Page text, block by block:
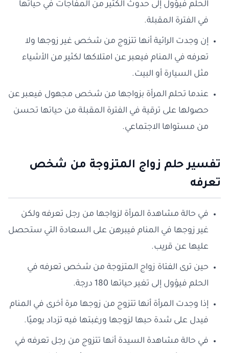
الحلم فيؤول إلى حدوث الكثير من المفاجآت في حياتها
في الفترة المقبلة.
إن وجدت الرائية أنها تتزوج من شخص غير زوجها ولا
تعرفه في المنام فيعبر عن امتلاكها لكثير من الأشياء
مثل السيارة أو البيت.
عندما تحلم المرأة بزواجها من شخص مجهول فيعبر عن
حصولها على ترقية في الفترة المقبلة من حياتها تحسن
من مستواها الاجتماعي.
تفسير حلم زواج المتزوجة من شخص
تعرفه
في حالة مشاهدة المرأة لزواجها من رجل تعرفه ولكن
غير زوجها في المنام فيبرهن على السعادة التي ستحصل
عليها عن قريب.
حين ترى الفتاة زواج المتزوجة من شخص تعرفه في
الحلم فيؤول إلى تغير حياتها 180 درجة.
إذا وجدت المرأة أنها تتزوج من زوجها مرة أخرى في المنام
فيدل على شدة حبها لزوجها ورغبتها فيه تزداد يوميًا.
في حالة مشاهدة السيدة أنها تتزوج من رجل تعرفه في